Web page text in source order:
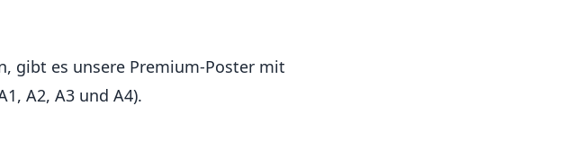
gibt es unsere Premium-Poster mit
A2, A3 und A4).